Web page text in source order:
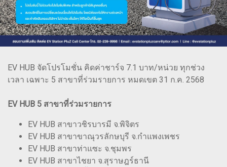
EV HUB จัดโปรโมชั่น คิดค่าชาร์จ 7.1 บาท/หน่วย ทุกช่วง
เวลา เฉพาะ 5 สาขาที่ร่วมรายการ หมดเขต 31 ก.ค. 2568
EV HUB 5 สาขาที่ร่วมรายการ
EV HUB สาขาวชิรบารมี จ.พิจิตร
EV HUB สาขาขาณุวรลักษบุรี จ.กำแพงเพชร
EV HUB สาขาท่าแซะ จ.ชุมพร
EV HUB สาขาไชยา จ.สุราษฎร์ธานี